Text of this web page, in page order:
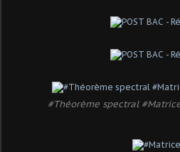
#Théorème spectral